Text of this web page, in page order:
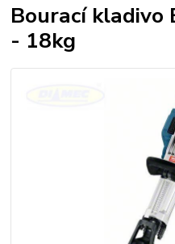
Bourací kladivo
- 18kg